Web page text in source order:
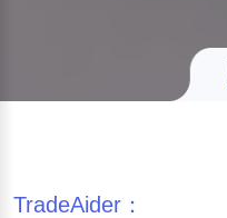
TradeAider：